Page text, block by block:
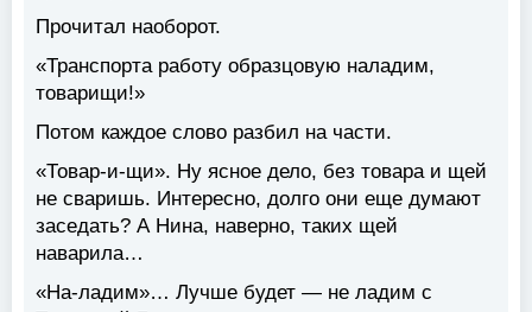
Прочитал наоборот.
«Транспорта работу образцовую наладим,
товарищи!»
Потом каждое слово разбил на части.
«Товар-и-щи». Ну ясное дело, без товара и щей
не сваришь. Интересно, долго они еще думают
заседать? А Нина, наверно, таких щей
наварила…
«На-ладим»… Лучше будет — не ладим с